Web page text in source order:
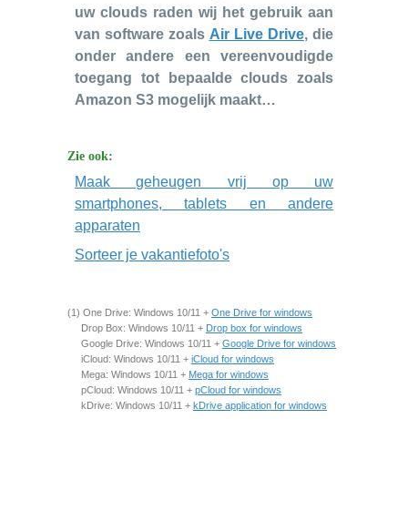
uw clouds raden wij het gebruik aan
van software zoals Air Live Drive, die
onder andere een vereenvoudigde
toegang tot bepaalde clouds zoals
Amazon S3 mogelijk maakt…
Zie ook:
Maak geheugen vrij op uw
smartphones, tablets en andere
apparaten
Sorteer je vakantiefoto's
(1) One Drive: Windows 10/11 + One Drive for windows
Drop Box: Windows 10/11 + Drop box for windows
Google Drive: Windows 10/11 + Google Drive for windows
iCloud: Windows 10/11 + iCloud for windows
Mega: Windows 10/11 + Mega for windows
pCloud: Windows 10/11 + pCloud for windows
kDrive: Windows 10/11 + kDrive application for windows